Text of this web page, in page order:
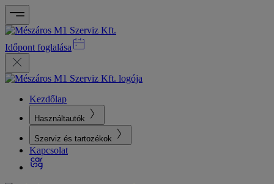
Időpont foglalása
Kezdőlap
Használtautók
Szerviz és tartozékok
Kapcsolat